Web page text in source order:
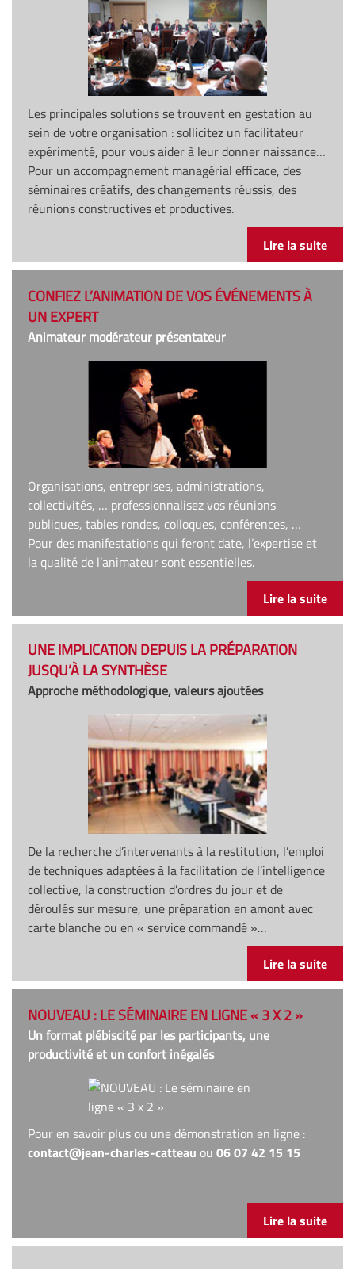
Les principales solutions se trouvent en gestation au
sein de votre organisation : sollicitez un facilitateur
expérimenté, pour vous aider à leur donner naissance…
Pour un accompagnement managérial efficace, des
séminaires créatifs, des changements réussis, des
réunions constructives et productives.
Lire la suite
CONFIEZ L’ANIMATION DE VOS ÉVÉNEMENTS À
UN EXPERT
Animateur modérateur présentateur
Organisations, entreprises, administrations,
collectivités, … professionnalisez vos réunions
publiques, tables rondes, colloques, conférences, …
Pour des manifestations qui feront date, l’expertise et
la qualité de l’animateur sont essentielles.
Lire la suite
UNE IMPLICATION DEPUIS LA PRÉPARATION
JUSQU’À LA SYNTHÈSE
Approche méthodologique, valeurs ajoutées
De la recherche d’intervenants à la restitution, l’emploi
de techniques adaptées à la facilitation de l’intelligence
collective, la construction d’ordres du jour et de
déroulés sur mesure, une préparation en amont avec
carte blanche ou en « service commandé »…
Lire la suite
NOUVEAU : LE SÉMINAIRE EN LIGNE « 3 X 2 »
Un format plébiscité par les participants, une
productivité et un confort inégalés
Pour en savoir plus ou une démonstration en ligne :
contact@jean-charles-catteau ou 06 07 42 15 15
Lire la suite